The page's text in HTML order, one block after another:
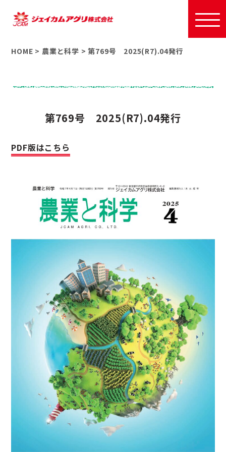
HOME > 農業と科学 >第769号 2025(R7).04発行
第769号 2025(R7).04発行
PDF版はこちら